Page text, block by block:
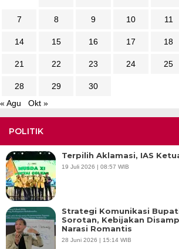
7 8 9 10 11
14 15 16 17 18
21 22 23 24 25
28 29
30
« Agu
Okt »
POLITIK
Terpilih Aklamasi, IAS
19 Juli 2026 | 08:57 WIB
Strategi Komunikasi
Sorotan, Kebijakan
Narasi Romantis
28 Juni 2026 | 15:14 WIB